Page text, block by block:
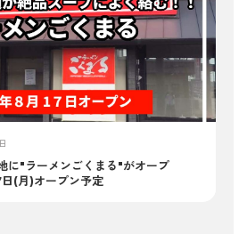
に"ラーメンごくまる"がオープ
(月)オープン予定